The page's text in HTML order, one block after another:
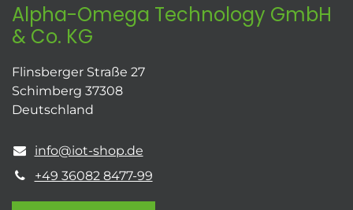
Alpha-Omega Technology GmbH
& Co. KG
Flinsberger Straße 27
Schimberg 37308
Deutschland
info@iot-shop.de
+49 36082 8477-99